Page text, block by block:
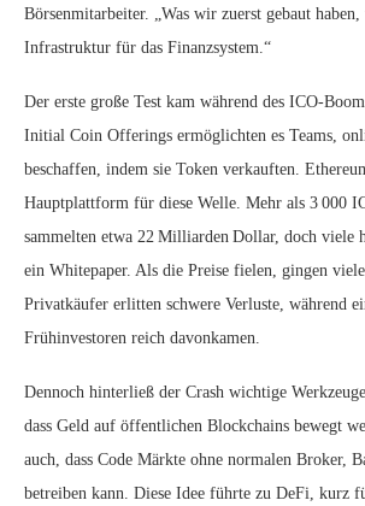
Börsenmitarbeiter. „Was wir zuerst gebaut haben,
Infrastruktur für das Finanzsystem.“
Der erste große Test kam während des ICO-
Initial Coin Offerings ermöglichten es Teams,
beschaffen, indem sie Token verkauften.
Hauptplattform für diese Welle. Mehr als 3 000
sammelten etwa 22 Milliarden Dollar, doch viele
ein Whitepaper. Als die Preise fielen, gingen
Privatkäufer erlitten schwere Verluste, während
Frühinvestoren reich davonkamen.
Dennoch hinterließ der Crash wichtige
dass Geld auf öffentlichen Blockchains bewegt
auch, dass Code Märkte ohne normalen Broker,
betreiben kann. Diese Idee führte zu DeFi, kurz